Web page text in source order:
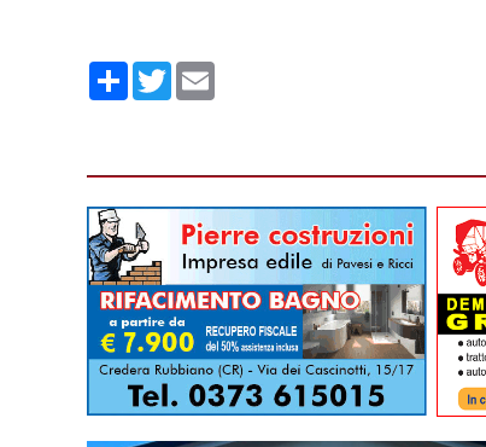
Condividi
Twitter